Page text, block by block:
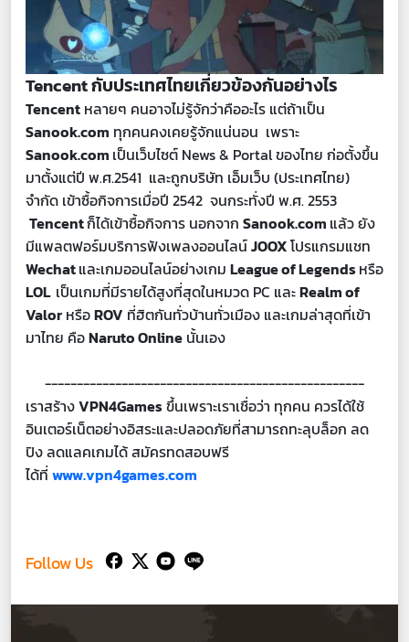
Tencent กับประเทศไทยเกี่ยวข้องกันอย่างไร
Tencent หลายๆ คนอาจไม่รู้จักว่าคืออะไร แต่ถ้าเป็น
Sanook.com ทุกคนคงเคยรู้จักแน่นอน เพราะ
Sanook.com เป็นเว็บไซต์ News & Portal ของไทย ก่อตั้งขึ้น
มาตั้งแต่ปี พ.ศ.2541 และถูกบริษัท เอ็มเว็บ (ประเทศไทย)
จำกัด เข้าซื้อกิจการเมื่อปี 2542 จนกระทั่งปี พ.ศ. 2553
Tencentก็ได้เข้าซื้อกิจการ นอกจาก Sanook.com แล้ว ยัง
มีแพลตฟอร์มบริการฟังเพลงออนไลน์JOOXโปรแกรมแชท
Wechatและเกมออนไลน์อย่างเกม League of Legendsหรือ
LOL เป็นเกมที่มีรายได้สูงที่สุดในหมวด PC และRealm of
Valor หรือROV ที่ฮิตกันทั่วบ้านทั่วเมือง และเกมล่าสุดที่เข้า
มาไทย คือNaruto Online นั้นเอง
--------------------------------------------------
เราสร้างVPN4Gamesขึ้นเพราะเราเชื่อว่า ทุกคน ควรได้ใช้
อินเตอร์เน็ตอย่างอิสระและปลอดภัยที่สามารถทะลุบล็อก ลด
ปิง ลดแลคเกมได้ สมัครทดสอบฟรี
ได้ที่ www.vpn4games.com
Follow Us